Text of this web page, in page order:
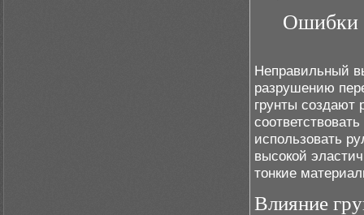
Ошибки
Неправильный
разрушению
грунты создают
использовать
высокой
тонкие
Влияние